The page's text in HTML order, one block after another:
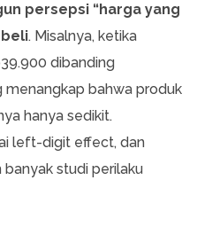
persepsi “harga yang
. Misalnya, ketika
dibanding
menangkap bahwa produk
hanya sedikit.
left-digit effect, dan
studi perilaku